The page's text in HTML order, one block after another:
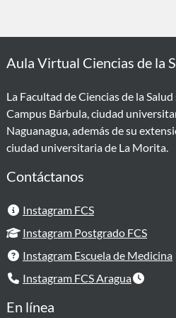
Aula Virtual Ciencias de la
La Facultad de Ciencias de la
Campus Bárbula, ciudad
Naguanagua, además de su
ciudad universitaria de La Morita.
Contáctanos
Instagram FCS
Instagram Postgrado FCS
Instagram Escuela de Medicina
Instagram FCS Aragua
En línea